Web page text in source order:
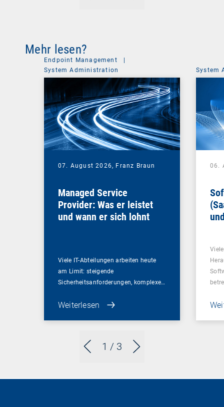
Mehr lesen?
1 / 3
Endpoint Management
System Administration
07. August 2026, Franz Braun
Managed Service
Provider: Was er leistet
und wann er sich lohnt
Viele IT-Abteilungen arbeiten heute
am Limit: steigende
Sicherheitsanforderungen, komplexe…
Weiterlesen
System
06.